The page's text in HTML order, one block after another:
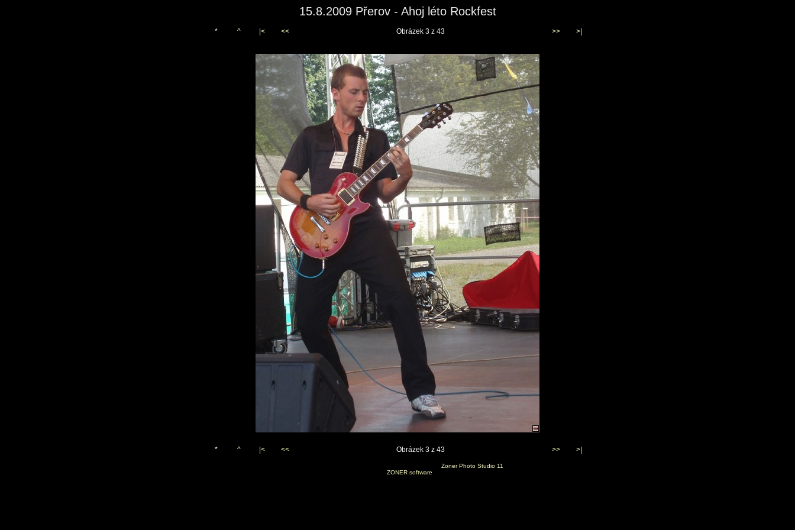
15.8.2009 Přerov - Ahoj léto Rockfest
* ^ |< << Obrázek 3 z 43 >> >|
* ^ |< << Obrázek 3 z 43 >> >|
Zoner Photo Studio 11
ZONER software